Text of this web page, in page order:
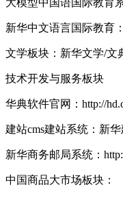
大模型中国语国际教育
新华中文语言国际教育：
文学板块：新华文学/文
技术开发与服务板块
华典软件官网：http://
建站cms建站系统：新
新华商务邮局系统：
中国商品大市场板块：